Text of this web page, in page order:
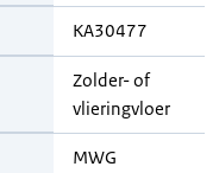
KA30477
Zolder- of
vlieringvloer
MWG